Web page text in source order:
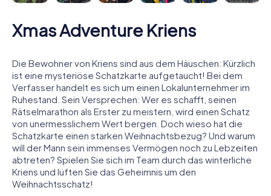
Xmas Adventure Kriens
Die Bewohner von Kriens sind aus dem Häuschen: Kürzlich
ist eine mysteriöse Schatzkarte aufgetaucht! Bei dem
Verfasser handelt es sich um einen Lokalunternehmer im
Ruhestand. Sein Versprechen: Wer es schafft, seinen
Rätselmarathon als Erster zu meistern, wird einen Schatz
von unermesslichem Wert bergen. Doch wieso hat die
Schatzkarte einen starken Weihnachtsbezug? Und warum
will der Mann sein immenses Vermögen noch zu Lebzeiten
abtreten? Spielen Sie sich im Team durch das winterliche
Kriens und lüften Sie das Geheimnis um den
Weihnachtsschatz!